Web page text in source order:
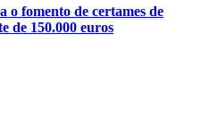
o fomento de certames de
de 150.000 euros